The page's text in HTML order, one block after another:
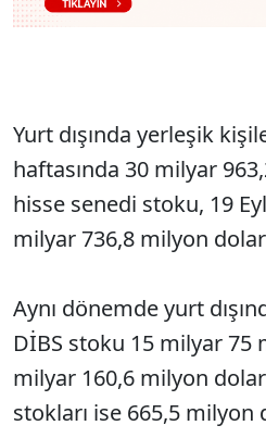
Yurt dışında yerleşik
haftasında 30 milyar
hisse senedi stoku, 19
milyar 736,8 milyon
Aynı dönemde yurt
DİBS stoku 15 milyar 75
milyar 160,6 milyon
stokları ise 665,5 milyon